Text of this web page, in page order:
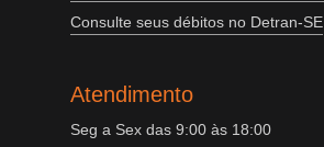
Consulte seus débitos no Detran-SE
Atendimento
Seg a Sex das 9:00 às 18:00